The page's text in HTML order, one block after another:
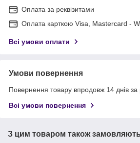
Оплата за реквізитами
Оплата карткою Visa, Mastercard -
Всі умови оплати
Умови повернення
Повернення товару впродовж 14 днів за
Всі умови повернення
З цим товаром також замовляють